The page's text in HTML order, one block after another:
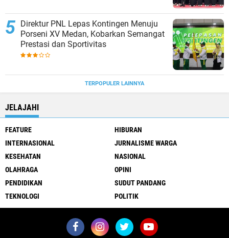
Direktur PNL Lepas Kontingen Menuju
Porseni XV Medan, Kobarkan Semangat
Prestasi dan Sportivitas
TERPOPULER LAINNYA
JELAJAHI
FEATURE
HIBURAN
INTERNASIONAL
JURNALISME WARGA
KESEHATAN
NASIONAL
OLAHRAGA
OPINI
PENDIDIKAN
SUDUT PANDANG
TEKNOLOGI
POLITIK